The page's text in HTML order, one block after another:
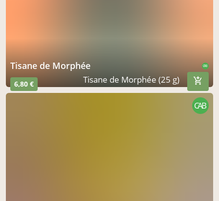
Tisane de Morphée CAB
6,80 € Tisane de Morphée (25 g)
CAB